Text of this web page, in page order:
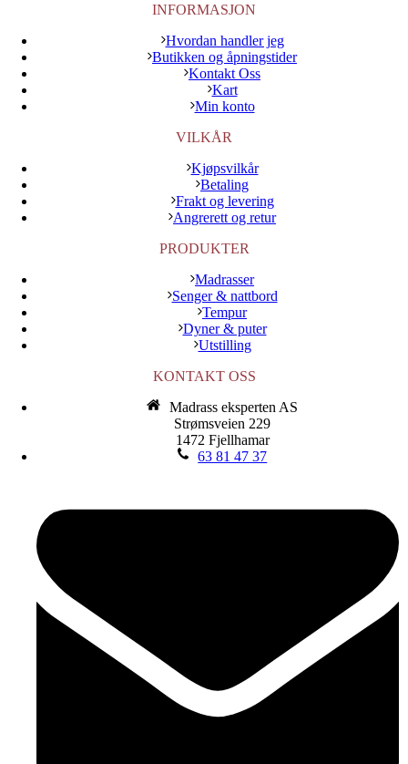
INFORMASJON
Hvordan handler jeg
Butikken og åpningstider
Kontakt Oss
Kart
Min konto
VILKÅR
Kjøpsvilkår
Betaling
Frakt og levering
Angrerett og retur
PRODUKTER
Madrasser
Senger & nattbord
Tempur
Dyner & puter
Utstilling
KONTAKT OSS
Madrass eksperten AS
Strømsveien 229
1472 Fjellhamar
63 81 47 37